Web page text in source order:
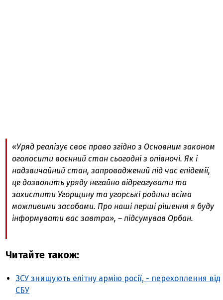
«Уряд реалізує своє право згідно з Основним законом
оголосити воєнний стан сьогодні з опівночі. Як і
надзвичайний стан, запроваджений під час епідемії,
це дозволить уряду негайно відреагувати та
захистити Угорщину та угорські родини всіма
можливими засобами. Про наші перші рішення я буду
інформувати вас завтра», – підсумував Орбан.
Читайте також:
ЗСУ знищують елітну армію росії, - перехоплення від
СБУ